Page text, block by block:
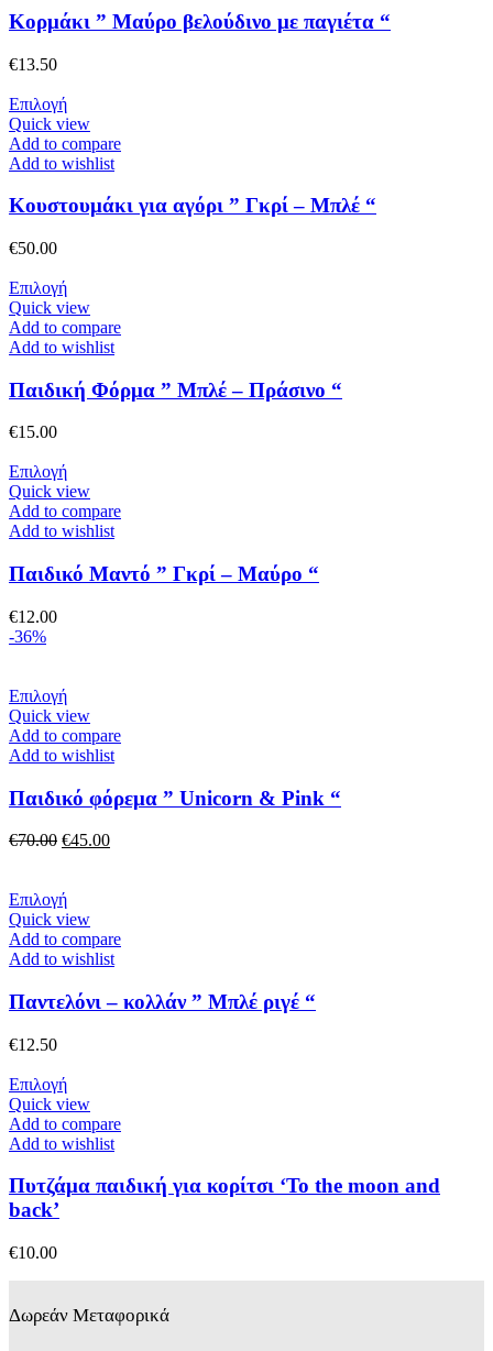
παραλλαγές.
Οι
επιλεγούν
στη
σελίδα
του
προϊόντος
Κορμάκι ” Μαύρο βελούδινο με παγιέτα “
€13.50
ΕπιλογήΑυτό
το
προϊόν
έχει
παραλλαγές.
επιλεγούν
στη
σελίδα
του
προϊόντος
Quick view
Add to compare
Add to wishlist
Κουστουμάκι για αγόρι ” Γκρί – Μπλέ “
€50.00
ΕπιλογήΑυτό
το
προϊόν
έχει
παραλλαγές.
Οι
επιλεγούν
στη
σελίδα
του
προϊόντος
Quick view
Add to compare
Add to wishlist
Παιδική Φόρμα ” Μπλέ – Πράσινο “
€15.00
ΕπιλογήΑυτό
το
προϊόν
έχει
παραλλαγές.
Οι
σελίδα
του
προϊόντος
Quick view
Add to compare
Add to wishlist
Παιδικό Μαντό ” Γκρί – Μαύρο “
€12.00
-36%
ΕπιλογήΑυτό
το
προϊόν
έχει
παραλλαγές.
Οι
επιλογές
μπορούν
στη
σελίδα
του
προϊόντος
Quick view
Add to compare
Add to wishlist
Παιδικό φόρεμα ” Unicorn & Pink “
€70.00 Original
€70.00.
€45.00Η
ΕπιλογήΑυτό
το
προϊόν
έχει
παραλλαγές.
Οι
επιλεγούν
στη
σελίδα
του
προϊόντος
Quick view
Add to compare
Add to wishlist
Παντελόνι – κολλάν ” Μπλέ ριγέ “
€12.50
ΕπιλογήΑυτό
το
προϊόν
έχει
παραλλαγές.
Οι
σελίδα
Quick view
Add to compare
Add to wishlist
Πυτζάμα παιδική για κορίτσι ‘To the moon and
back’
€10.00
Δωρεάν Μεταφορικά